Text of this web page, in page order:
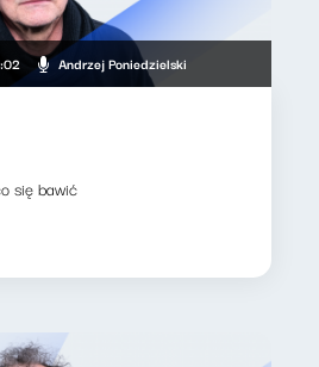
Andrzej Poniedzielski
się bawić